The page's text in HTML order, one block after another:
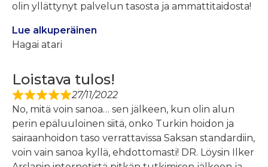
olin yllättynyt palvelun tasosta ja ammattitaidosta!
Lue alkuperäinen
Hagai atari
Loistava tulos!
27/11/2022
No, mitä voin sanoa… sen jälkeen, kun olin alun
perin epäluuloinen siitä, onko Turkin hoidon ja
sairaanhoidon taso verrattavissa Saksan standardiin,
voin vain sanoa kyllä, ehdottomasti! DR. Löysin Ilker